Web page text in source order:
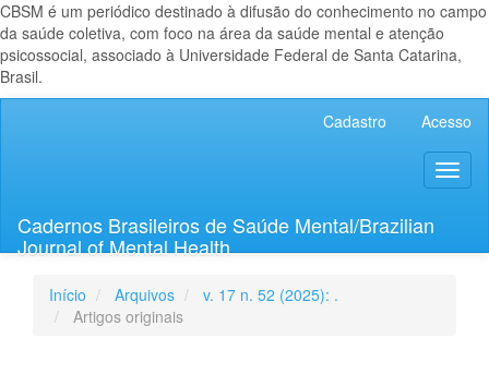
CBSM é um periódico destinado à difusão do conhecimento no campo
da saúde coletiva, com foco na área da saúde mental e atenção
psicossocial, associado à Universidade Federal de Santa Catarina,
Brasil.
Lateral
Cadastro Acesso
Cadernos Brasileiros de Saúde Mental/Brazilian
Journal of Mental Health
Início Arquivos
v. 17 n. 52 (2025): .
Artigos originais